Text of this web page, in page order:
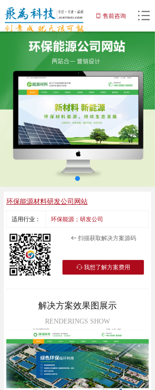
ꀆ 售前咨询 끀
网站首页
网站建设
APP开发
域名注册
优化推广服务
客户案例
资讯动态
联系我们
环保能源材料研发公司网站
ꁱ 我想了解方案费用
适用行业： 环保能源；研发公司
뀷 扫描获取解决方案源码
解决方案效果图展示
RENDERINGS SHOW